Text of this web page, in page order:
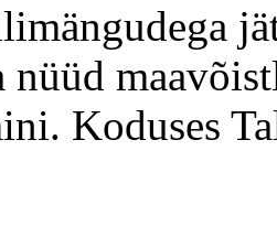
nüüd
Koduses